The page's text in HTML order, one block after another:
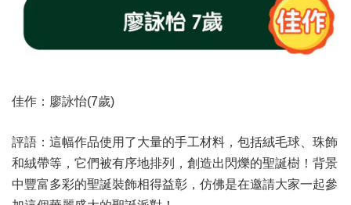
佳作：廖詠怡(7歲)
評語：這幅作品使用了大量的手工材料，包括絨毛球、珠飾
和絨帶等，它們被有序地排列，創造出閃爍的聖誕樹！背景
中豐富多彩的聖誕裝飾相得益彰，仿佛是在邀請大家一起參